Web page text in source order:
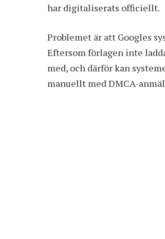
har digitaliserats officiellt.
Problemet är att Googles
Eftersom förlagen inte
med, och därför kan
manuellt med DMCA-